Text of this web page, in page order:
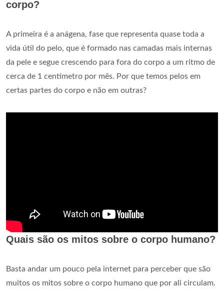
corpo?
A primeira é a anágena, fase que representa quase toda a
vida útil do pelo, que é formado nas camadas mais internas
da pele e segue crescendo para fora do corpo a um ritmo de
cerca de 1 centímetro por mês. Por que temos pelos em
certas partes do corpo e não em outras?
Quais são os mitos sobre o corpo humano?
Basta andar um pouco pela internet para perceber que são
muitos os mitos sobre o corpo humano que por ali circulam.